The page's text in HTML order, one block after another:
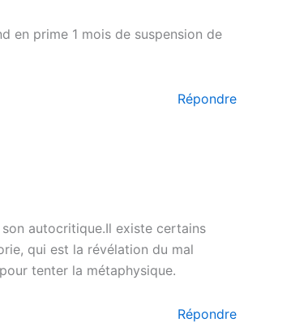
en prime 1 mois de suspension de
Répondre
autocritique.Il existe certains
qui est la révélation du mal
tenter la métaphysique.
Répondre